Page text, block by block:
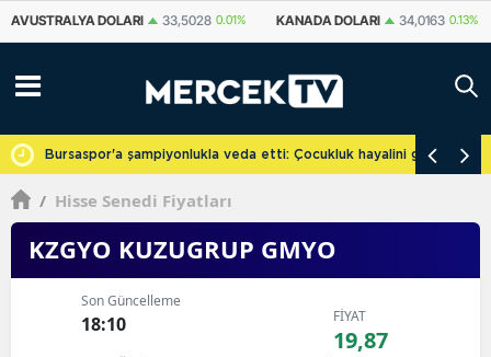
KANADA DOLARI 34,0163 0.13% İSVIÇRE FRANKI 58,6809 0.14%
Bursaspor'a şampiyonlukla veda etti: Çocukluk hayalini
/ Hisse Senedi Fiyatları
KZGYO KUZUGRUP GMYO
Son Güncelleme
18:10 FİYAT
19,87